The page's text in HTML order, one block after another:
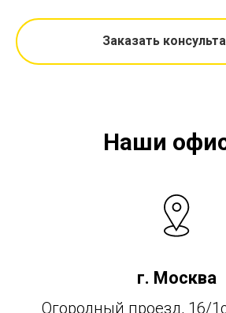
Заказать
Наши
г. Москва
Огородный проезд, 16/